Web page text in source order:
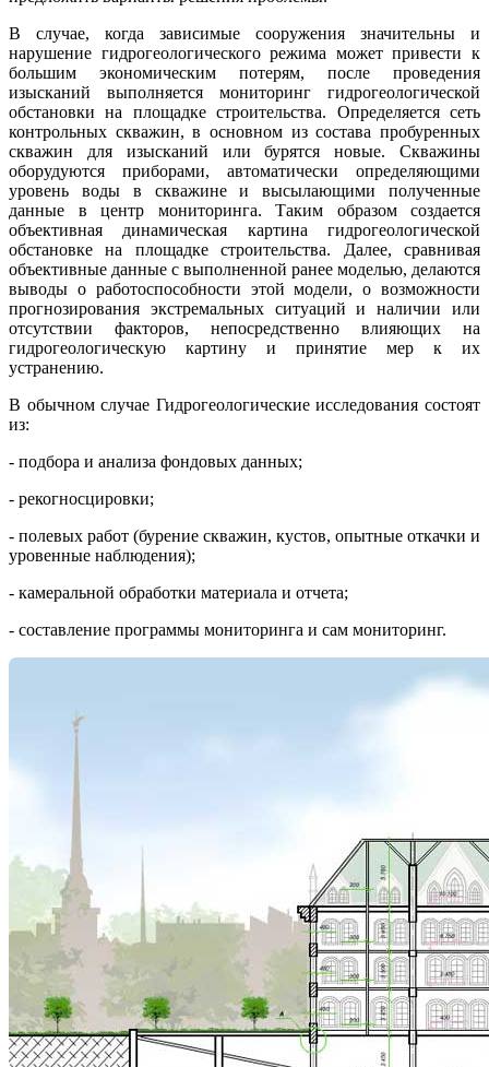
В случае, когда зависимые сооружения значительны и
нарушение гидрогеологического режима может привести к
большим экономическим потерям, после проведения
изысканий выполняется мониторинг гидрогеологической
обстановки на площадке строительства. Определяется сеть
контрольных скважин, в основном из состава пробуренных
скважин для изысканий или бурятся новые. Скважины
оборудуются приборами, автоматически определяющими
уровень воды в скважине и высылающими полученные
данные в центр мониторинга. Таким образом создается
объективная динамическая картина гидрогеологической
обстановке на площадке строительства. Далее, сравнивая
объективные данные с выполненной ранее моделью, делаются
выводы о работоспособности этой модели, о возможности
прогнозирования экстремальных ситуаций и наличии или
отсутствии факторов, непосредственно влияющих на
гидрогеологическую картину и принятие мер к их
устранению.
В обычном случае Гидрогеологические исследования состоят
из:
- подбора и анализа фондовых данных;
- рекогносцировки;
- полевых работ (бурение скважин, кустов, опытные откачки и
уровенные наблюдения);
- камеральной обработки материала и отчета;
- составление программы мониторинга и сам мониторинг.